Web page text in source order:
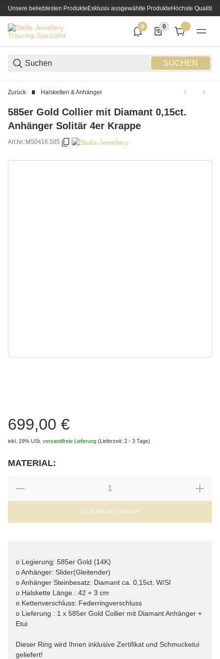
Unsere beliebtesten ProdukteExklusiv ausgewählte ProdukteHöchste Qualität
SUCHEN
6
6 neue Notifizierungen
0
0 Produkte in der
Zurück Halsketten & Anhänger
585er Gold Collier mit Diamant 0,15ct.
Anhänger Solitär 4er Krappe
Art.Nr.:MS0416.585
699,00 €
inkl. 19% USt. versandfreie Lieferung (Lieferzeit: 2 - 3 Tage)
MATERIAL:
BITTE VARIANTE WÄHLEN
o Legierung: 585er Gold (14K)
o Anhänger: Slider(Gleitender)
o Anhänger Steinbesatz: Diamant ca. 0,15ct. W/SI
o Halskette Länge : 42 + 3 cm
o Kettenverschluss: Federringverschluss
o Lieferung : 1 x 585er Gold Collier mit Diamant Anhänger +
Etui
Dieser Ring wird Ihnen inklusive Zertifikat und Schmucketui
geliefert!